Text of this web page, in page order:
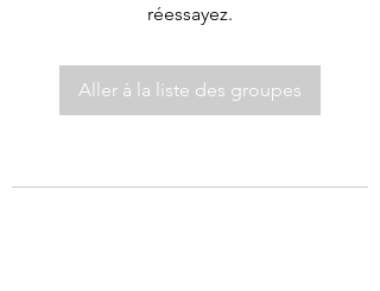
réessayez.
Aller à la liste des groupes